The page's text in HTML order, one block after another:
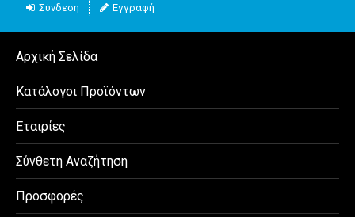
Σύνδεση Εγγραφή
Αρχική Σελίδα
Κατάλογοι Προϊόντων
Εταιρίες
Σύνθετη Αναζήτηση
Προσφορές